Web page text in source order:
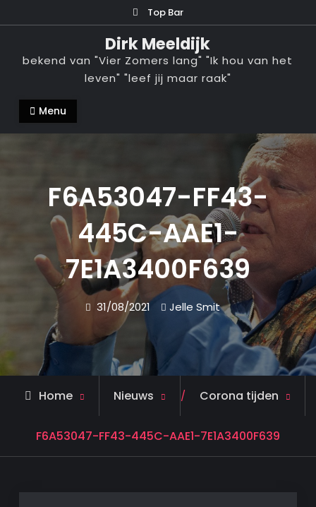
naar
inhoud
Top Bar
Dirk Meeldijk
bekend van "Vier Zomers lang" "Ik hou van het
leven" "leef jij maar raak"
Menu
F6A53047-FF43-
445C-AAE1-
7E1A3400F639
31/08/2021 Jelle Smit
Home Nieuws / Corona tijden
F6A53047-FF43-445C-AAE1-7E1A3400F639